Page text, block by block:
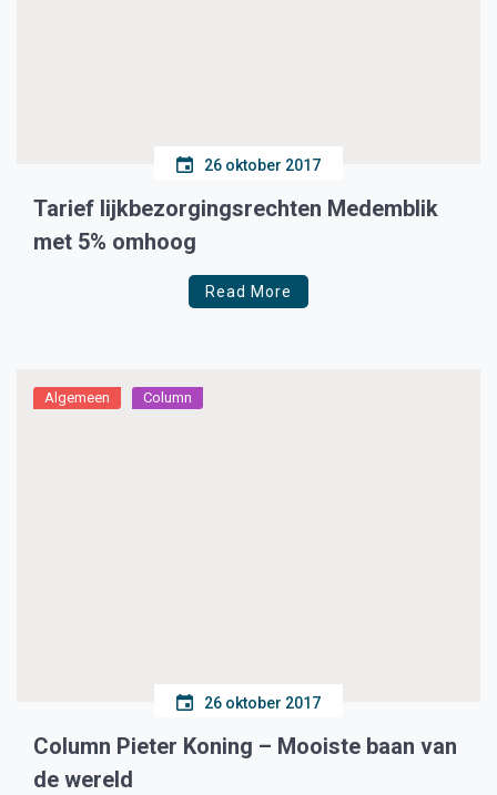
26 oktober 2017
Tarief lijkbezorgingsrechten Medemblik
met 5% omhoog
Read More
Algemeen Column
26 oktober 2017
Column Pieter Koning – Mooiste baan van
de wereld